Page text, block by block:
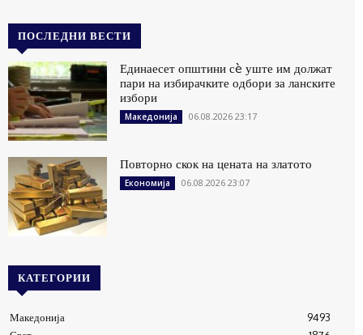
ПОСЛЕДНИ ВЕСТИ
Единаесет општини сè уште им должат
пари на избирачките одбори за ланските
избори
Македонија 06.08.2026 23:17
Повторно скок на цената на златото
Економија 06.08.2026 23:07
КАТЕГОРИИ
Македонија
9493